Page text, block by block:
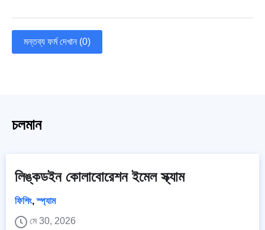
মন্তব্য ফর্ম দেখান (0)
চলমান
লিঙ্কডইন কোলাবোরেশন ইমেল স্ক্যাম
ফিশিং,স্প্যাম
মে 30, 2026